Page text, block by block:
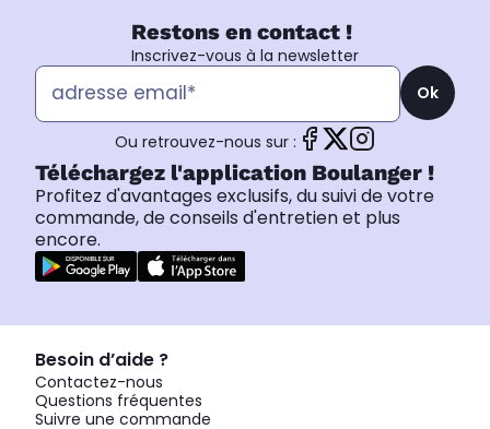
Restons en contact !
Inscrivez-vous à la newsletter
Ok
Ou retrouvez-nous sur :
Téléchargez l'application Boulanger !
Profitez d'avantages exclusifs, du suivi de votre
commande, de conseils d'entretien et plus
encore.
Besoin d’aide ?
Contactez-nous
Questions fréquentes
Suivre une commande